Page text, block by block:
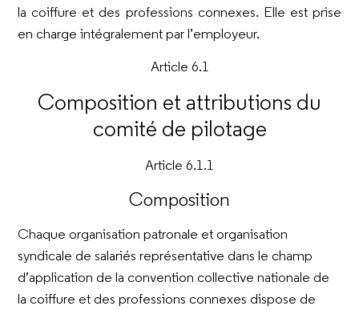
la coiffure et des professions connexes. Elle est prise
en charge intégralement par l’employeur.
Article 6.1
Composition et attributions du
comité de pilotage
Article 6.1.1
Composition
Chaque organisation patronale et organisation
syndicale de salariés représentative dans le champ
d’application de la convention collective nationale de
la coiffure et des professions connexes dispose de